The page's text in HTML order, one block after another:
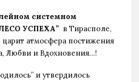
системном
УСПЕХА” в Тирасполе,
царит атмосфера постижения
Любви и Вдохновения…!
и утвердилось